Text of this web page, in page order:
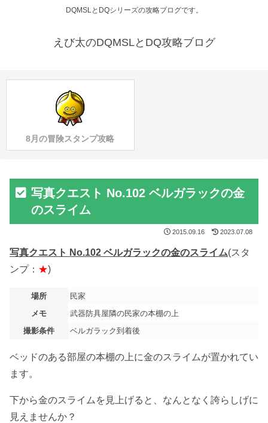
DQMSLとDQシリーズの攻略ブログです。
えび太のDQMSLとDQ攻略ブログ
8月の冒険スタンプ攻略
写真クエスト No.102 ベルガラックの金
のスライム
2015.09.16 2023.07.08
写真クエスト No.102 ベルガラックの金のスライム(スタ
ンプ： ★)
場所
民家
メモ
武器防具屋隣の民家の本棚の上
撮影条件
ベルガラック到着後
ベッドのある部屋の本棚の上に金のスライムが置かれてい
ます。
下から金のスライムを見上げると、なんとなく誇らしげに
見えませんか？